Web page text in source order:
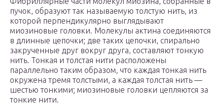
пучок, образуют так называемую толстую нить, из
которой перпендикулярно выглядывают
миозиновые головки. Молекулы актина соединяются
в длинные цепочки; две таких цепочки, спирально
закрученные друг вокруг друга, составляют тонкую
нить. Тонкая и толстая нити расположены
параллельно таким образом, что каждая тонкая нить
окружена тремя толстыми, а каждая толстая нить —
шестью тонкими; миозиновые головки цепляются за
тонкие нити.